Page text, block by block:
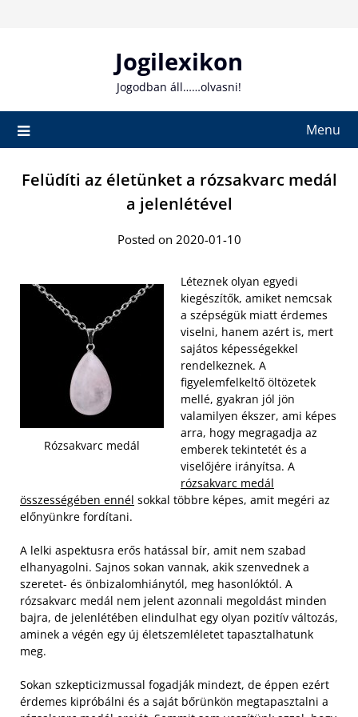
Jogilexikon
Jogodban áll……olvasni!
Menu
Felüdíti az életünket a rózsakvarc medál
a jelenlétével
Posted on 2020-01-10
Rózsakvarc medál
Léteznek olyan egyedi
kiegészítők, amiket nemcsak
a szépségük miatt érdemes
viselni, hanem azért is, mert
sajátos képességekkel
rendelkeznek. A
figyelemfelkeltő öltözetek
mellé, gyakran jól jön
valamilyen ékszer, ami képes
arra, hogy megragadja az
emberek tekintetét és a
viselőjére irányítsa. A
rózsakvarc medál
összességében ennél sokkal többre képes, amit megéri az
előnyünkre fordítani.
A lelki aspektusra erős hatással bír, amit nem szabad
elhanyagolni. Sajnos sokan vannak, akik szenvednek a
szeretet- és önbizalomhiánytól, meg hasonlóktól. A
rózsakvarc medál nem jelent azonnali megoldást minden
bajra, de jelenlétében elindulhat egy olyan pozitív változás,
aminek a végén egy új életszemléletet tapasztalhatunk
meg.
Sokan szkepticizmussal fogadják mindezt, de éppen ezért
érdemes kipróbálni és a saját bőrünkön megtapasztalni a